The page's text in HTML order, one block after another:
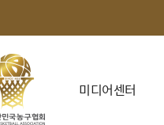
미디어센터